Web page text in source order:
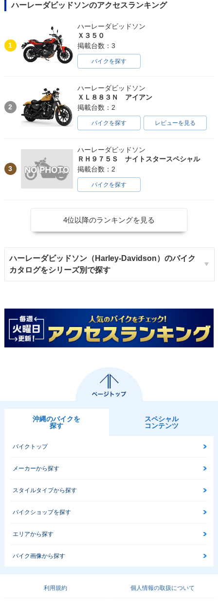
ハーレーダビッドソンのアクセスランキング
1
ハーレーダビッドソン
Ｘ３５０
掲載台数：3
バイクを探す
2
ハーレーダビッドソン
ＸＬ８８３Ｎ アイアン
掲載台数：2
バイクを探す レビューを見る
3
ハーレーダビッドソン
ＲＨ９７５Ｓ ナイトスタースペシャル
掲載台数：2
バイクを探す
4位以降のランキングを見る
ハーレーダビッドソン（Harley-Davidson）のバイク
カタログをシリーズ別で探す
沖縄のバイクを
探す
スペシャル
コンテンツ
バイクトップ
メーカーから探す
スタイルタイプから探す
バイクショップを探す
エリアから探す
バイク画像から探す
利用規約 個人情報の取扱について